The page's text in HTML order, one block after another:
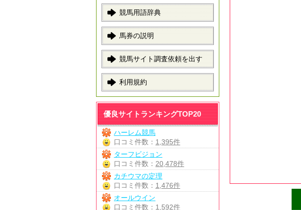
競馬用語辞典
馬券の説明
競馬サイト調査依頼を出す
利用規約
優良サイトランキングTOP20
ハーレム競馬
口コミ件数： 1,395件
ターフビジョン
口コミ件数： 20,478件
カチウマの定理
口コミ件数： 1,476件
オールウイン
口コミ件数： 1,592件